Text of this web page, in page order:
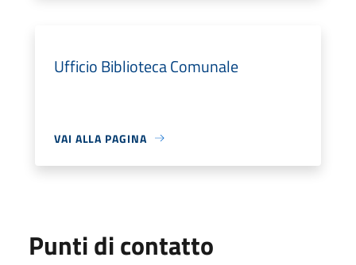
Ufficio Biblioteca Comunale
VAI ALLA PAGINA
Punti di contatto